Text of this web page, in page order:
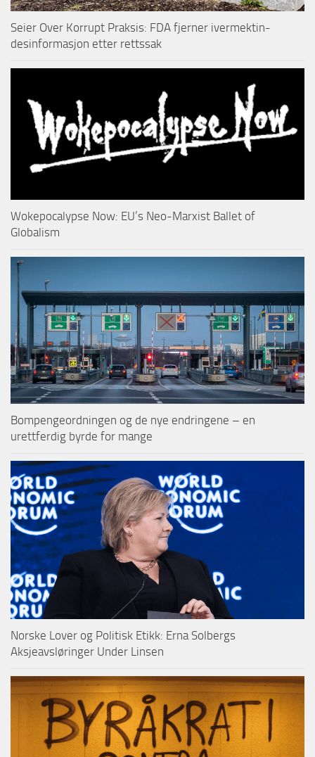
Seier Over Korrupt Praksis: FDA fjerner ivermektin-
desinformasjon etter rettssak
Wokepocalypse Now: EU’s Neo-Marxist Ballet of
Globalism
Bompengeordningen og de nye endringene – en
urettferdig byrde for mange
Norske Lover og Politisk Etikk: Erna Solbergs
Aksjeavsløringer Under Linsen